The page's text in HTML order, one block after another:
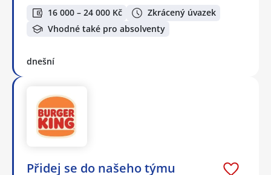
16 000 – 24 000 Kč
Zkrácený úvazek
Vhodné také pro absolventy
dnešní
Přidej se do našeho týmu